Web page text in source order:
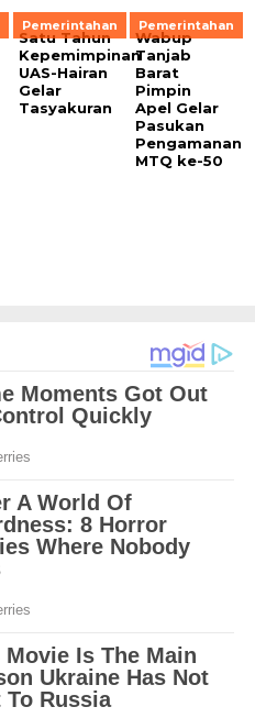
Pemerintahan
Satu Tahun
Kepemimpinan
UAS-Hairan
Gelar
Tasyakuran
Pemerintahan
Wabup
Tanjab
Barat
Pimpin
Apel Gelar
Pasukan
Pengamanan
MTQ ke-50